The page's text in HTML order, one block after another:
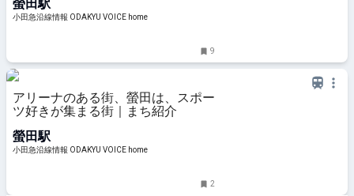
螢田駅
小田急沿線情報 ODAKYU VOICE home
9
アリーナのある街、螢田は、スポー
ツ好きが集まる街｜まち紹介
螢田駅
小田急沿線情報 ODAKYU VOICE home
2